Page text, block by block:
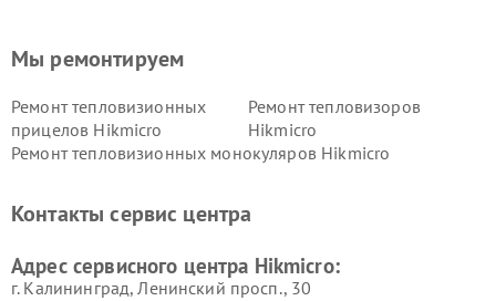
Мы ремонтируем
Ремонт тепловизионных
прицелов Hikmicro
Ремонт тепловизоров
Hikmicro
Ремонт тепловизионных монокуляров Hikmicro
Контакты сервис центра
Адрес сервисного центра Hikmicro:
г. Калининград, Ленинский просп., 30